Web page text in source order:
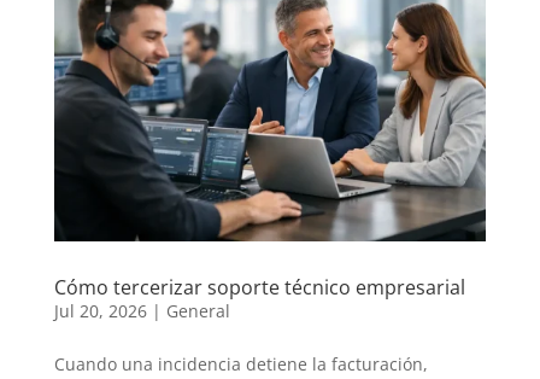
Cómo tercerizar soporte técnico empresarial
Jul 20, 2026| General
Cuando una incidencia detiene la facturación,